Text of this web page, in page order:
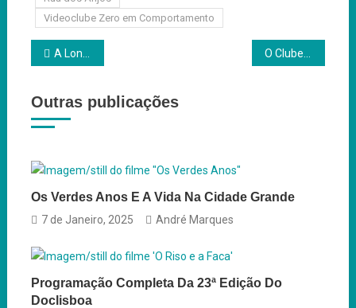
Videoclube Zero em Comportamento
Navegação
artigos
A Longa Viagem de EO
Outras publicações
Os Verdes Anos E A Vida Na Cidade Grande
7 de Janeiro, 2025 André Marques
Programação Completa Da 23ª Edição Do
Doclisboa